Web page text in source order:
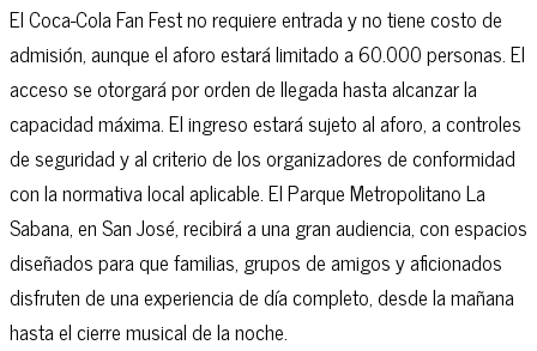
El Coca-Cola Fan Fest no requiere entrada y no tiene costo de
admisión, aunque el aforo estará limitado a 60.000 personas. El
acceso se otorgará por orden de llegada hasta alcanzar la
capacidad máxima. El ingreso estará sujeto al aforo, a controles
de seguridad y al criterio de los organizadores de conformidad
con la normativa local aplicable. El Parque Metropolitano La
Sabana, en San José, recibirá a una gran audiencia, con espacios
diseñados para que familias, grupos de amigos y aficionados
disfruten de una experiencia de día completo, desde la mañana
hasta el cierre musical de la noche.